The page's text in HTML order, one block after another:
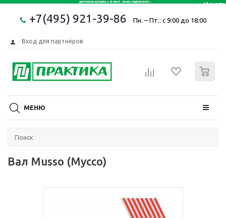
+7(495) 921-39-86 Пн. – Пт.: с 9:00 до 18:00
Вход для партнёров
МЕНЮ
Вал Musso (Муссо)